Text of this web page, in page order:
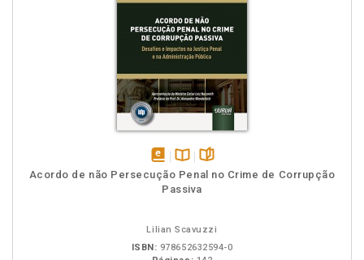
disponível
em
Disponível
na
páginas
Acordo de não Persecução Penal no Crime de Corrupção
Passiva
Lilian Scavuzzi
ISBN: 978652632594-0